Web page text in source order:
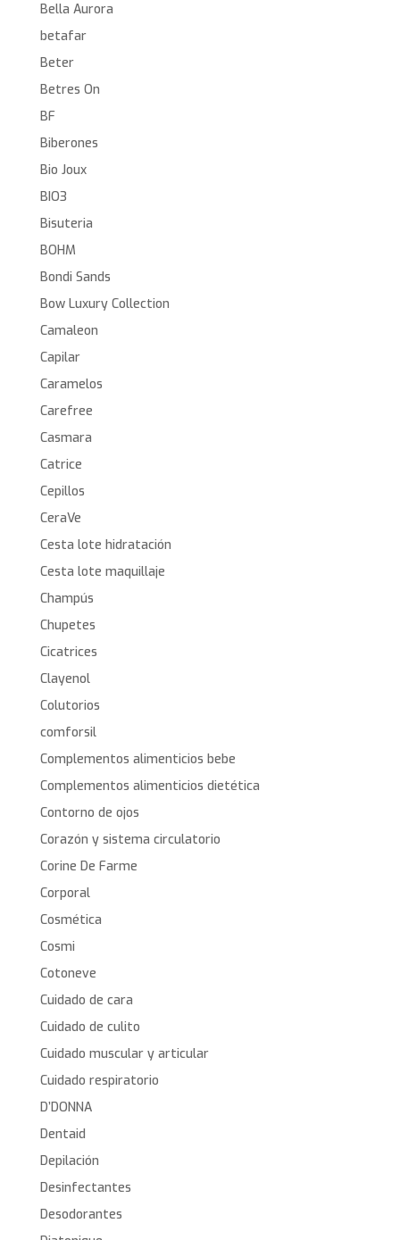
Bella Aurora
betafar
Beter
Betres On
BF
Biberones
Bio Joux
BIO3
Bisuteria
BOHM
Bondi Sands
Bow Luxury Collection
Camaleon
Capilar
Caramelos
Carefree
Casmara
Catrice
Cepillos
CeraVe
Cesta lote hidratación
Cesta lote maquillaje
Champús
Chupetes
Cicatrices
Clayenol
Colutorios
comforsil
Complementos alimenticios bebe
Complementos alimenticios dietética
Contorno de ojos
Corazón y sistema circulatorio
Corine De Farme
Corporal
Cosmética
Cosmi
Cotoneve
Cuidado de cara
Cuidado de culito
Cuidado muscular y articular
Cuidado respiratorio
D’DONNA
Dentaid
Depilación
Desinfectantes
Desodorantes